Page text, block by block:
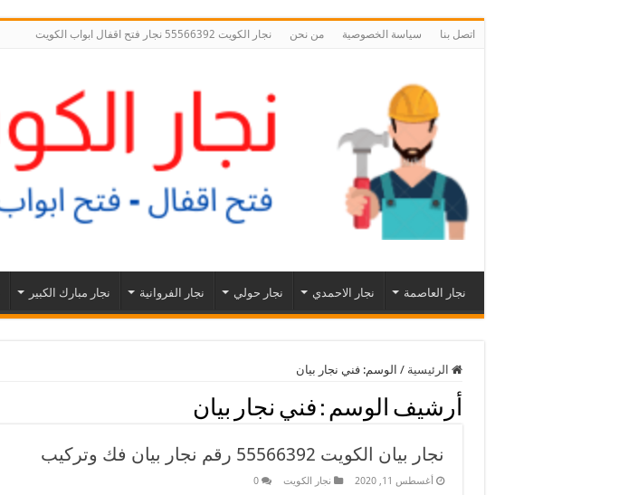
اتصل بنا سياسة الخصوصية من نحن نجار الكويت 55566392 نجار فتح اقفال ابواب الكويت
نجار العاصمة نجار الاحمدي نجار حولي نجار الفروانية نجار مبارك الكبير
الرئيسية / الوسم:فني نجار بيان
أرشيف الوسم : فني نجار بيان
نجار بيان الكويت 55566392 رقم نجار بيان فك وتركيب
أغسطس 11, 2020 نجار الكويت 0